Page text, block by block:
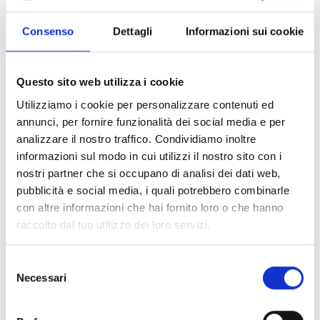
Consenso Dettagli Informazioni sui cookie
Questo sito web utilizza i cookie
Utilizziamo i cookie per personalizzare contenuti ed
annunci, per fornire funzionalità dei social media e per
analizzare il nostro traffico. Condividiamo inoltre
informazioni sul modo in cui utilizzi il nostro sito con i
nostri partner che si occupano di analisi dei dati web,
pubblicità e social media, i quali potrebbero combinarle
con altre informazioni che hai fornito loro o che hanno
raccolto dal tuo utilizzo dei loro servizi.
delNecessari
Central Previdia Micro
Módulos C-COM, C-
COM LAN y C-DIAL4G
Módulo AI100DIN
Repetidor Previdia C-